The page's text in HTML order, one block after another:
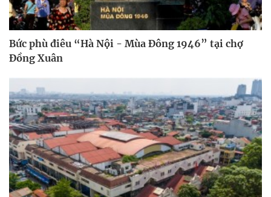
Bức phù điêu “Hà Nội - Mùa Đông 1946” tại chợ
Đồng Xuân